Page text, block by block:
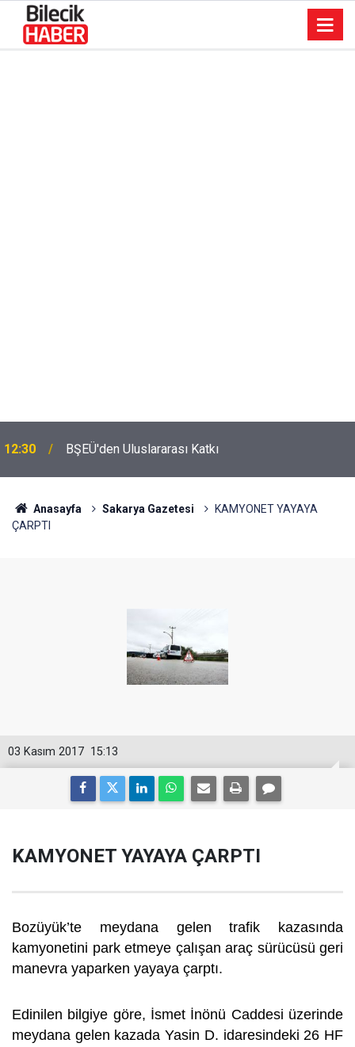
12:30 BŞEÜ'den Uluslararası Katkı
Anasayfa Sakarya Gazetesi
KAMYONET YAYAYA
ÇARPTI
15:13
03 Kasım 2017
KAMYONET YAYAYA ÇARPTI
Bozüyük’te meydana gelen trafik kazasında
kamyonetini park etmeye çalışan araç sürücüsü geri
manevra yaparken yayaya çarptı.
Edinilen bilgiye göre, İsmet İnönü Caddesi üzerinde
meydana gelen kazada Yasin D. idaresindeki 26 HF